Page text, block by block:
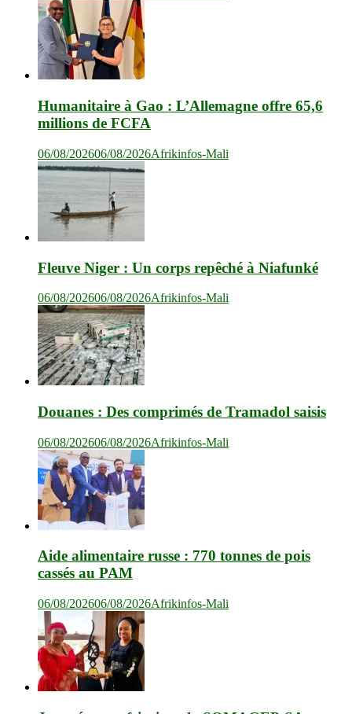
Humanitaire à Gao : L’Allemagne offre 65,6
millions de FCFA
06/08/202606/08/2026Afrikinfos-Mali
Fleuve Niger : Un corps repêché à Niafunké
06/08/202606/08/2026Afrikinfos-Mali
Douanes : Des comprimés de Tramadol saisis
06/08/202606/08/2026Afrikinfos-Mali
Aide alimentaire russe : 770 tonnes de pois
cassés au PAM
06/08/202606/08/2026Afrikinfos-Mali